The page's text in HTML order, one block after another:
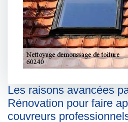
Les raisons avancées
Rénovation pour faire
couvreurs